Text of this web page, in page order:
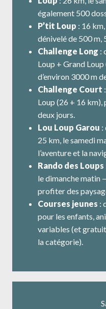
également 500
P’tit Loup : 16
dénivelé de 500 m,
Challenge Long :
Loup + Grand
d’environ 3000 m
Challenge Court
Loup (26 + 16 km),
deux jours.
Lou Loup Garou :
25 km, le samedi
l’aventure et la
Rando des Loups
le dimanche matin
profiter des
Courses jeunes :
pour les enfants,
variables (et
la catégorie).